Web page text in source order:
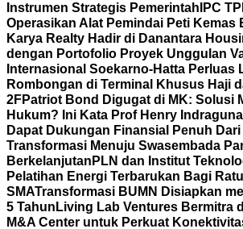
Instrumen Strategis Pemerintah IPC
Operasikan Alat Pemindai Peti Kemas
Karya Realty Hadir di Danantara
dengan Portofolio Proyek Unggulan
Internasional Soekarno-Hatta Perluas
Rombongan di Terminal Khusus Haji
2FPatriot Bond Digugat di MK: Solusi
Hukum? Ini Kata Prof Henry Indraguna
Dapat Dukungan Finansial Penuh
Transformasi Menuju Swasembada
Berkelanjutan PLN dan Institut
Pelatihan Energi Terbarukan Bagi
SMATransformasi BUMN Disiapkan
5 Tahun Living Lab Ventures Bermitra
M&A Center untuk Perkuat